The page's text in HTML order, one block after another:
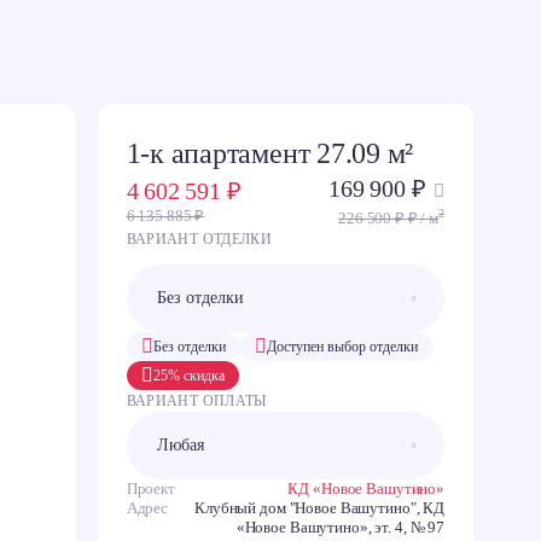
З
1-к апартамент 27.09 м²
4 602 591 ₽
6 135 885 ₽
169 900 ₽
226 500 ₽ ₽ / м2
ВАРИАНТ ОТДЕЛКИ
25% скидка
Без отделки Доступен выбор отделки
ВАРИАНТ ОПЛАТЫ
Проект
КД «Новое Вашутино»
Адрес
Клубный дом "Новое Вашутино", КД
«Новое Вашутино», эт. 4, № 97